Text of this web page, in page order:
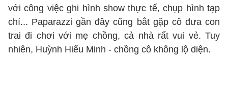
với công việc ghi hình show thực tế, chụp hình tạp
chí... Paparazzi gần đây cũng bắt gặp cô đưa con
trai đi chơi với mẹ chồng, cả nhà rất vui vẻ. Tuy
nhiên, Huỳnh Hiểu Minh - chồng cô không lộ diện.